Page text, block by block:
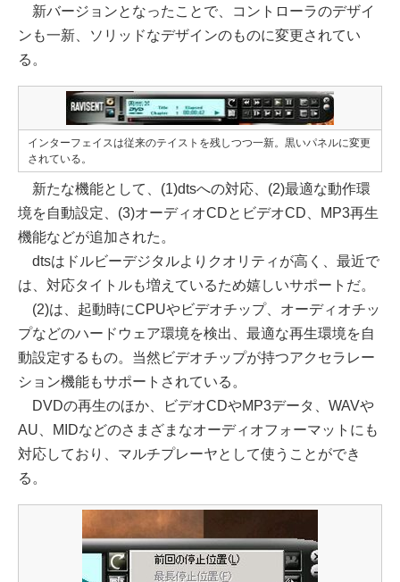
新バージョンとなったことで、コントローラのデザイ
ンも一新、ソリッドなデザインのものに変更されてい
る。
インターフェイスは従来のテイストを残しつつ一新。黒いパネルに変更
されている。
新たな機能として、(1)dtsへの対応、(2)最適な動作環
境を自動設定、(3)オーディオCDとビデオCD、MP3再生
機能などが追加された。
dtsはドルビーデジタルよりクオリティが高く、最近で
は、対応タイトルも増えているため嬉しいサポートだ。
(2)は、起動時にCPUやビデオチップ、オーディオチッ
プなどのハードウェア環境を検出、最適な再生環境を自
動設定するもの。当然ビデオチップが持つアクセラレー
ション機能もサポートされている。
DVDの再生のほか、ビデオCDやMP3データ、WAVや
AU、MIDなどのさまざまなオーディオフォーマットにも
対応しており、マルチプレーヤとして使うことができ
る。